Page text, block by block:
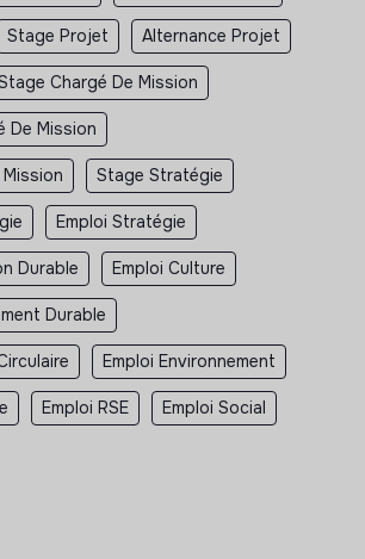
Stage Projet Alternance Projet
Chargé De Mission
De Mission
Stage Stratégie
Emploi Stratégie
Durable Emploi Culture
Durable
Emploi Environnement
Emploi RSE Emploi Social